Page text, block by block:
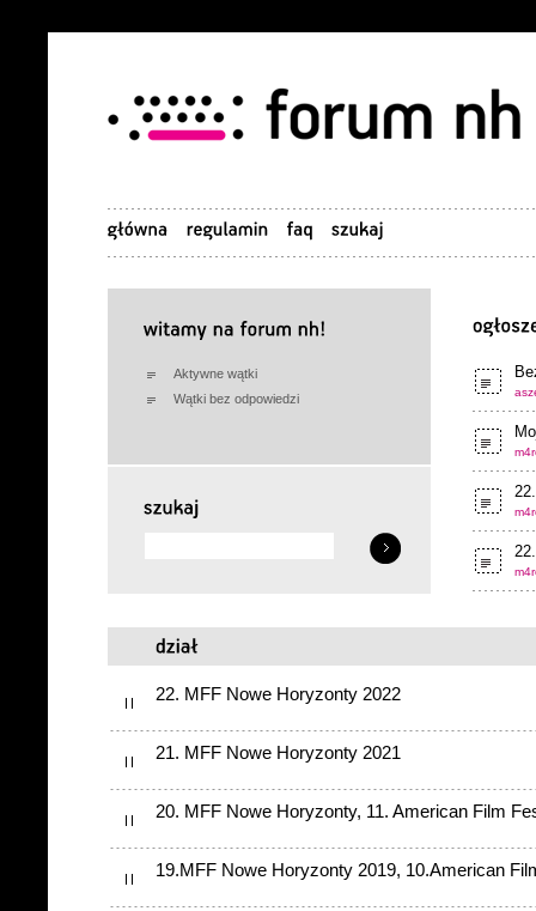
Aktywne wątki
Wątki bez odpowiedzi
22. MFF Nowe Horyzonty 2022
21. MFF Nowe Horyzonty 2021
20. MFF Nowe Horyzonty, 11. American Film
19.MFF Nowe Horyzonty 2019, 10.American